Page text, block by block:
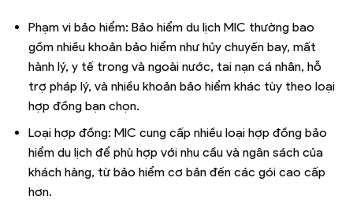
Phạm vi bảo hiểm: Bảo hiểm du lịch MIC thường bao
gồm nhiều khoản bảo hiểm như hủy chuyến bay, mất
hành lý, y tế trong và ngoài nước, tai nạn cá nhân, hỗ
trợ pháp lý, và nhiều khoản bảo hiểm khác tùy theo loại
hợp đồng bạn chọn.
Loại hợp đồng: MIC cung cấp nhiều loại hợp đồng bảo
hiểm du lịch để phù hợp với nhu cầu và ngân sách của
khách hàng, từ bảo hiểm cơ bản đến các gói cao cấp
hơn.